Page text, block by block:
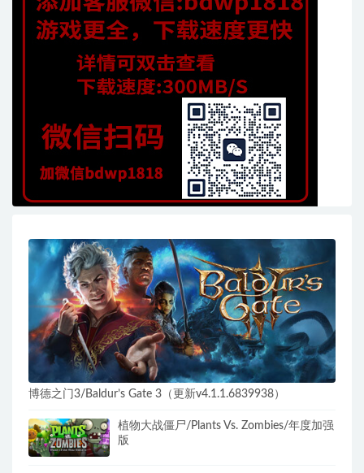
博德之门3/Baldur’s Gate 3（更新v4.1.1.6839938）
植物大战僵尸/Plants Vs. Zombies/年度加强
版